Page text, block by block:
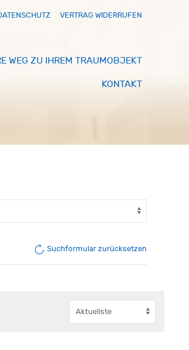
VERTRAG WIDERRUFEN
WEG ZU IHREM TRAUMOBJEKT
KONTAKT
Suchformular zurücksetzen